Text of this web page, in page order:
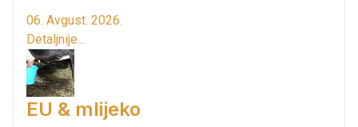
06. Avgust. 2026.
Detaljnije...
EU & mlijeko